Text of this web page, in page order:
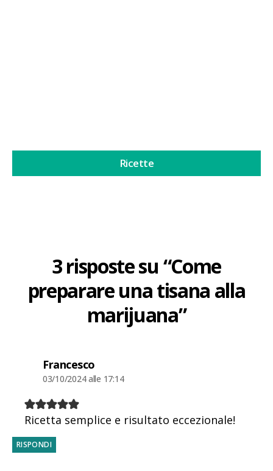
3 risposte su “Come
preparare una tisana alla
marijuana”
Francescodice:
03/10/2024 alle 17:14
Ricetta semplice e risultato eccezionale!
RISPONDI
Ricette